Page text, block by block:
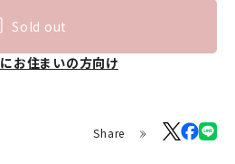
Sold out
お住まいの方向け
Share